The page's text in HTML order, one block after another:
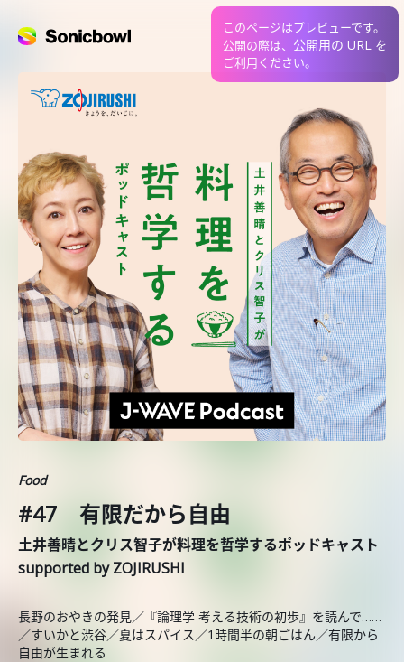
このページはプレビューです。
公開の際は、 公開用の URL を
ご利用ください。
Food
#47 有限だから自由
土井善晴とクリス智子が料理を哲学するポッドキャスト
supported by ZOJIRUSHI
長野のおやきの発見／『論理学 考える技術の初歩』を読んで……
／すいかと渋谷／夏はスパイス／1時間半の朝ごはん／有限から
自由が生まれる